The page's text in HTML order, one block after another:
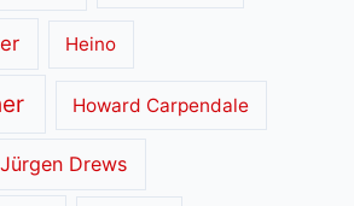
Heino
Howard Carpendale
Jürgen Drews